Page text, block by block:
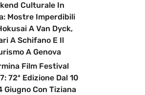
Culturale In
Mostre Imperdibili
A Van Dyck,
A Schifano E Il
A Genova
Film Festival
72ª Edizione Dal 10
Giugno Con Tiziana